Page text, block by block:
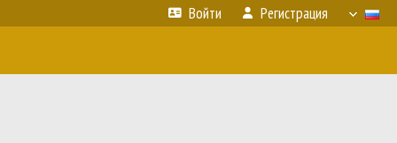
Войти Регистрация